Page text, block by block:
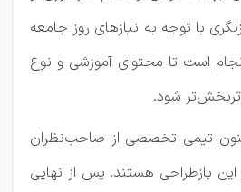
با توجه به نیازهای روز جامعه
است تا محتوای آموزشی و نوع
شود.
تیمی تخصصی از صاحب‌نظران
بازطراحی هستند. پس از نهایی